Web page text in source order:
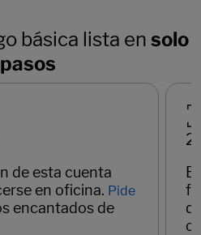
básica lista en solo
de esta cuenta
en oficina. Pide
encantados de